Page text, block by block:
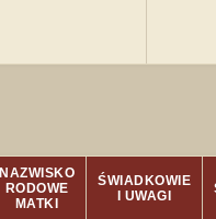
NAZWISKO
RODOWE
MATKI
ŚWIADKOWIE
I UWAGI